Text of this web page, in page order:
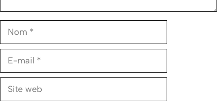
Nom
E-
Site